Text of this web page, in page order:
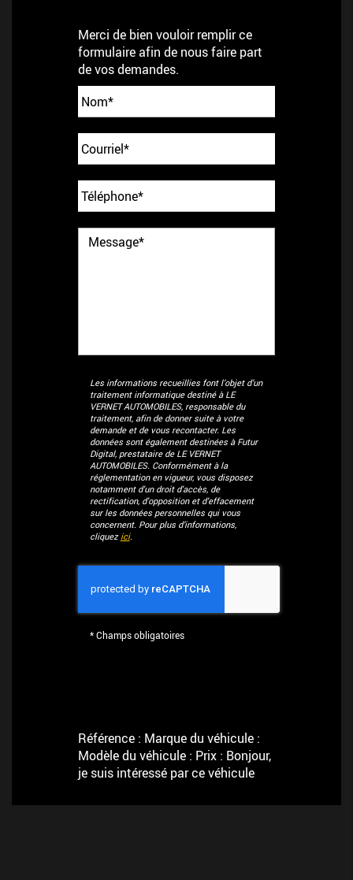
Merci de bien vouloir remplir ce
formulaire afin de nous faire part
de vos demandes.
Les informations recueillies font l’objet d’un
traitement informatique destiné àLE
VERNET AUTOMOBILES, responsable du
traitement, afin de donner suite à votre
demande et de vous recontacter. Les
données sont également destinées à Futur
Digital, prestataire de LE VERNET
AUTOMOBILES. Conformément à la
réglementation en vigueur, vous disposez
notamment d'un droit d'accès, de
rectification, d'opposition et d'effacement
sur les données personnelles qui vous
concernent. Pour plus d’informations,
cliquez ici.
*Champs obligatoires
Référence : Marque du véhicule :
Modèle du véhicule : Prix : Bonjour,
je suis intéressé par ce véhicule